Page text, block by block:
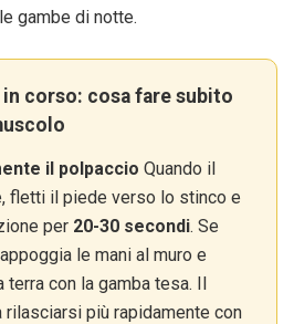
gambe di notte.
corso: cosa fare subito
il polpaccio Quando il
fletti il piede verso lo stinco e
per 20-30 secondi. Se
le mani al muro e
terra con la gamba tesa. Il
rilasciarsi più rapidamente con